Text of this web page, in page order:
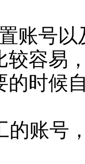
账号
较容易
的时候
的账号